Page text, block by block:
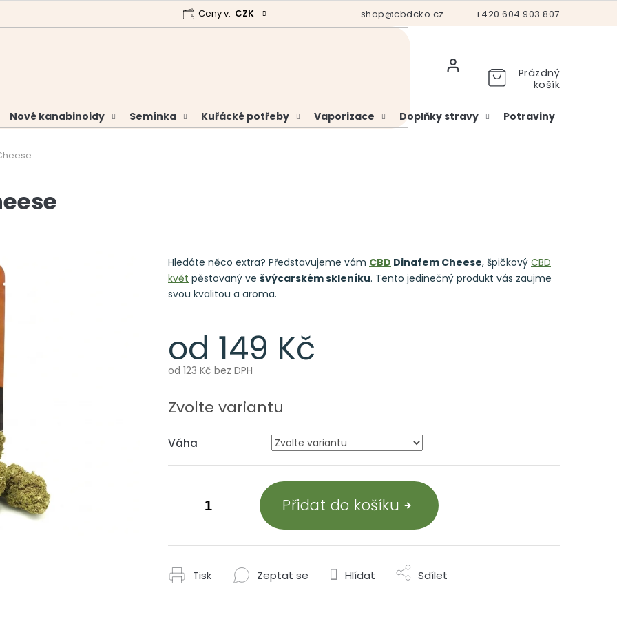
+420 604 903 807
shop@cbdcko.cz
Analýzy a certifikáty Hodnocení obchodu Vrácení a reklamace
Ceny v: CZK
Prázdný
košík
Nové kanabinoidy Semínka Kuřácké potřeby Vaporizace Doplňky stravy Potraviny
od 149 Kč
od 123 Kč bez DPH
cena:
Zvolte variantu
Váha
Přidat do košíku
Hledáte něco extra? Představujeme vám CBD Dinafem Cheese, špičkový CBD
květ pěstovaný ve švýcarském skleníku. Tento jedinečný produkt vás zaujme
svou kvalitou a aroma.
Tisk Zeptat se Hlídat Sdílet